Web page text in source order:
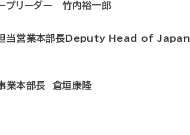
プリーダー 竹内裕一郎
担当営業本部長Deputy Head of Japan
業本部長 倉垣康隆